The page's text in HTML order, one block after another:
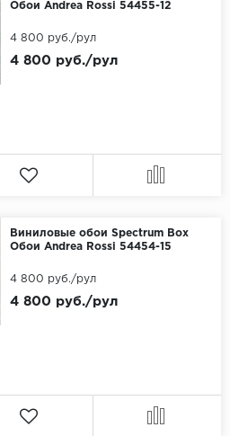
Обои Andrea Rossi 54455-12
4 800 руб./рул
4 800 руб./рул
Виниловые обои Spectrum Box
Обои Andrea Rossi 54454-15
4 800 руб./рул
4 800 руб./рул